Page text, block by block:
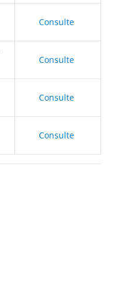
Consulte
Consulte
Consulte
Consulte